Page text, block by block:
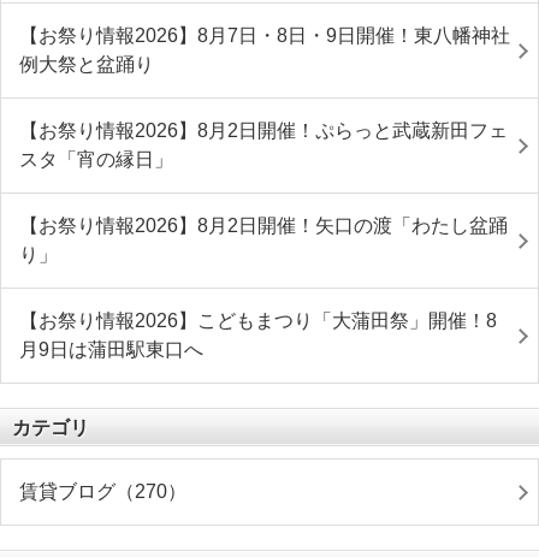
【お祭り情報2026】8月7日・8日・9日開催！東八幡神社
例大祭と盆踊り
【お祭り情報2026】8月2日開催！ぷらっと武蔵新田フェ
スタ「宵の縁日」
【お祭り情報2026】8月2日開催！矢口の渡「わたし盆踊
り」
【お祭り情報2026】こどもまつり「大蒲田祭」開催！8
月9日は蒲田駅東口へ
カテゴリ
賃貸ブログ（270）